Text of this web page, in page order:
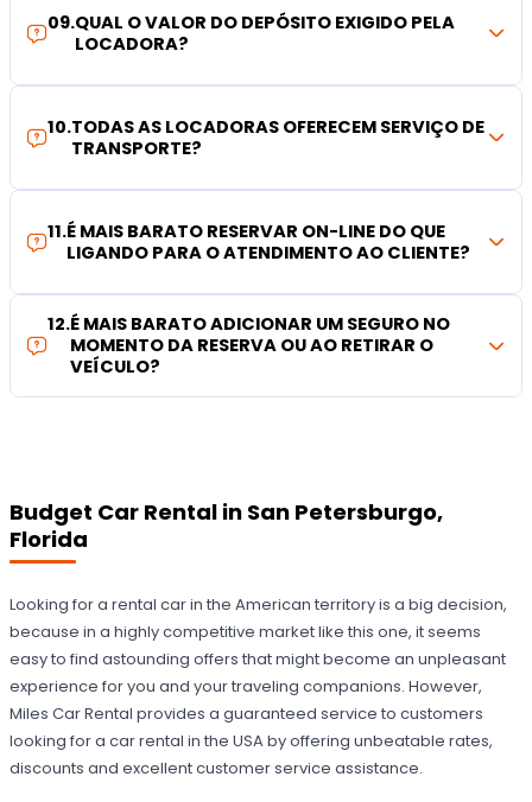
09.QUAL O VALOR DO DEPÓSITO EXIGIDO PELA
LOCADORA?
10.TODAS AS LOCADORAS OFERECEM SERVIÇO DE
TRANSPORTE?
11.É MAIS BARATO RESERVAR ON-LINE DO QUE
LIGANDO PARA O ATENDIMENTO AO CLIENTE?
12.É MAIS BARATO ADICIONAR UM SEGURO NO
MOMENTO DA RESERVA OU AO RETIRAR O
VEÍCULO?
Budget Car Rental in San Petersburgo,
Florida
Looking for a rental car in the American territory is a big decision,
because in a highly competitive market like this one, it seems
easy to find astounding offers that might become an unpleasant
experience for you and your traveling companions. However,
Miles Car Rental provides a guaranteed service to customers
looking for a car rental in the USA by offering unbeatable rates,
discounts and excellent customer service assistance.